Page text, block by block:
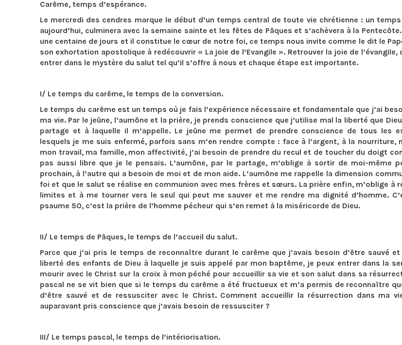
Carême, temps d’espérance.
Le mercredi des cendres marque le début d’un temps central de toute vie chrétienne : un
aujourd’hui, culminera avec la semaine sainte et les fêtes de Pâques et s’achèvera à la
une centaine de jours et il constitue le cœur de notre foi, ce temps nous invite comme le dit le
son exhortation apostolique à redécouvrir « La joie de l’Evangile ». Retrouver la joie de l’évangile,
entrer dans le mystère du salut tel qu’il s’offre à nous et chaque étape est importante.
I/ Le temps du carême, le temps de la conversion.
Le temps du carême est un temps où je fais l’expérience nécessaire et fondamentale que j’ai
ma vie. Par le jeûne, l’aumône et la prière, je prends conscience que j’utilise mal la liberté que
partage et à laquelle il m’appelle. Le jeûne me permet de prendre conscience de tous les
lesquels je me suis enfermé, parfois sans m’en rendre compte : face à l’argent, à la nourriture,
mon travail, ma famille, mon affectivité, j’ai besoin de prendre du recul et de toucher du doigt
pas aussi libre que je le pensais. L’aumône, par le partage, m’oblige à sortir de moi-même
prochain, à l’autre qui a besoin de moi et de mon aide. L’aumône me rappelle la dimension
foi et que le salut se réalise en communion avec mes frères et sœurs. La prière enfin, m’oblige à
limites et à me tourner vers le seul qui peut me sauver et me rendre ma dignité d’homme.
psaume 50, c’est la prière de l’homme pécheur qui s’en remet à la miséricorde de Dieu.
II/ Le temps de Pâques, le temps de l‘accueil du salut.
Parce que j’ai pris le temps de reconnaître durant le carême que j’avais besoin d’être sauvé
liberté des enfants de Dieu à laquelle je suis appelé par mon baptême, je peux entrer dans la
mourir avec le Christ sur la croix à mon péché pour accueillir sa vie et son salut dans sa
pascal ne se vit bien que si le temps du carême a été fructueux et m’a permis de reconnaître
d’être sauvé et de ressusciter avec le Christ. Comment accueillir la résurrection dans ma
auparavant pris conscience que j’avais besoin de ressusciter ?
III/ Le temps pascal, le temps de l’intériorisation.